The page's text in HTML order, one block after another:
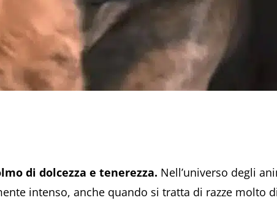
di dolcezza e tenerezza. Nell’universo degli
intenso, anche quando si tratta di razze molto